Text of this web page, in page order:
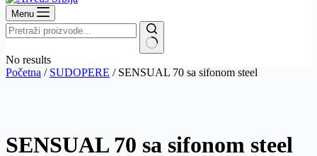
Menu
No results
Početna / SUDOPERE / SENSUAL 70 sa sifonom steel
SENSUAL 70 sa sifonom steel